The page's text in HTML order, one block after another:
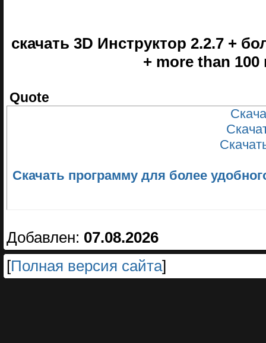
скачать 3D Инструктор 2.2.7 +
+ more than 100
Quote
Скачать программу для более
Добавлен: 07.08.2026
[Полная версия сайта]